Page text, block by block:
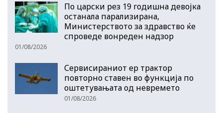
По царски рез 19 годишна девојка
останала парализирана,
Министерството за здравство ќе
спроведе вонреден надзор
01/08/2026
Сервисираниот ер трактор
повторно ставен во функција по
оштетувањата од невремето
01/08/2026